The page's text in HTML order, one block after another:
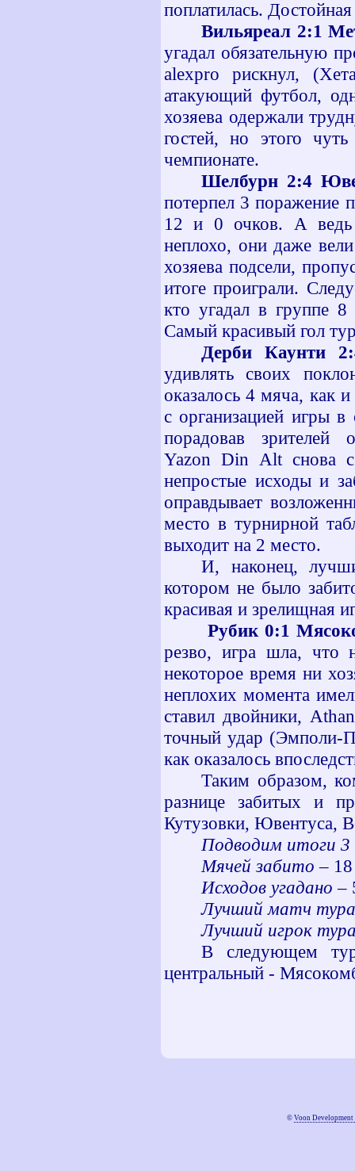
поплатилась.
Вильяреал 2:1
угадал обязательную
аlexpro рискнул,
атакующий футбол,
хозяева одержали
гостей, но этого
чемпионате.
Шелбурн 2:4
потерпел 3 поражение
12 и 0 очков. А ведь
неплохо, они даже
хозяева подсели,
итоге проиграли.
кто угадал в группе
Самый красивый гол
Дерби Каунти
удивлять своих
оказалось 4 мяча, как
с организацией игры
порадовав
Yazon Din Alt снова
непростые исходы и
оправдывает
место в турнирной
выходит на 2 место.
И, наконец,
котором не было
красивая и зрелищная
Рубик 0:1
резво, игра шла, что
некоторое время ни
неплохих момента
ставил двойники,
точный удар (Эмполи-
как оказалось
Таким образом,
разнице забитых и
Кутузовки, Ювентуса,
Подводим итоги
Мячей забито – 18
Исходов угадано –
Лучший матч
Лучший игрок
В следующем
центральный -
© Voon Development